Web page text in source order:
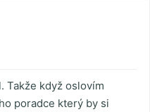
Takže když oslovím
poradce který by si